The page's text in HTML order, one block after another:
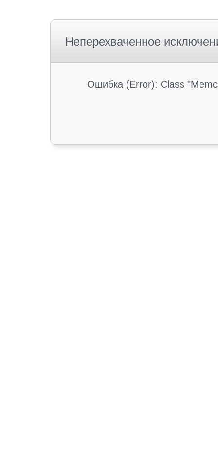
Неперехваченное
Ошибка (Error): Class